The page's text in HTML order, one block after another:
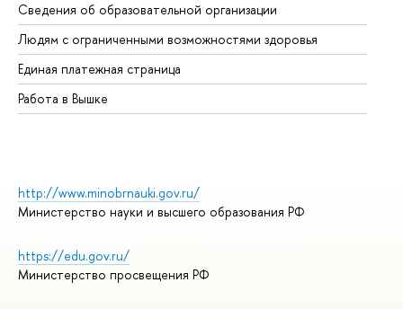
Сведения об образовательной организации
Людям с ограниченными возможностями здоровья
Единая платежная страница
Работа в Вышке
http://www.minobrnauki.gov.ru/
Министерство науки и высшего образования РФ
https://edu.gov.ru/
Министерство просвещения РФ